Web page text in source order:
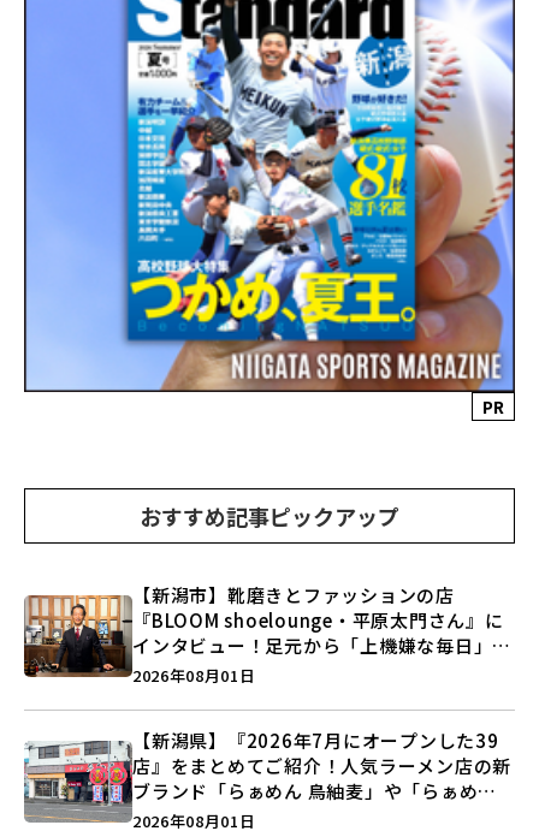
PR
おすすめ記事ピックアップ
【新潟市】靴磨きとファッションの店
『BLOOM shoelounge・平原太門さん』に
インタビュー！足元から「上機嫌な毎日」を
つくる装いの提案とは？
2026年08月01日
【新潟県】『2026年7月にオープンした39
店』をまとめてご紹介！人気ラーメン店の新
ブランド「らぁめん 鳥紬麦」や「らぁめん
しょうがの空」など盛りだくさん♪
2026年08月01日